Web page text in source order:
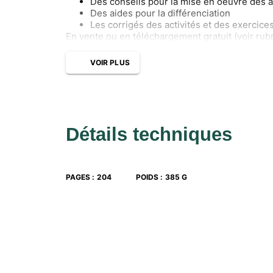
Des aides pour la différenciation
Les corrigés des activités et des exercices
En vente ou en téléchargement gratuit (voir
VOIR PLUS
Détails techniques
PAGES : 204 POIDS : 385 G